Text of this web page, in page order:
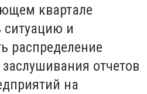
квартале
ситуацию и
распределение
отчетов
на